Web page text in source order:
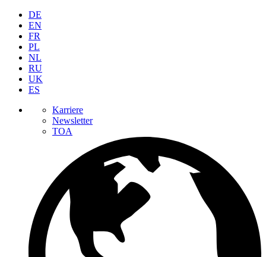
DE
EN
FR
PL
NL
RU
UK
ES
Karriere
Newsletter
TOA